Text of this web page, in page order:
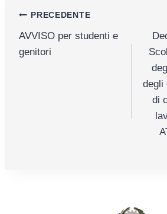
Navigazione
articoli
PRECEDENTE
AVVISO per studenti e
genitori
degli
di